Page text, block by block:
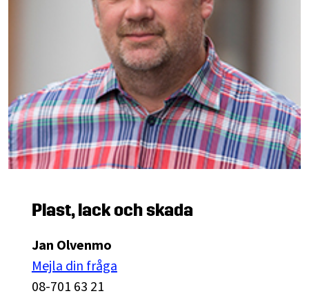
Plast, lack och skada
Jan Olvenmo
Mejla din fråga
08-701 63 21